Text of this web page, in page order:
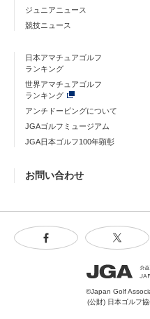
ジュニアニュース
競技ニュース
日本アマチュアゴルフ
ランキング
世界アマチュアゴルフ
ランキング
アンチドーピングについて
JGAゴルフミュージアム
JGA日本ゴルフ100年顕彰
お問い合わせ
©Japan Golf
(公財) 日本ゴルフ